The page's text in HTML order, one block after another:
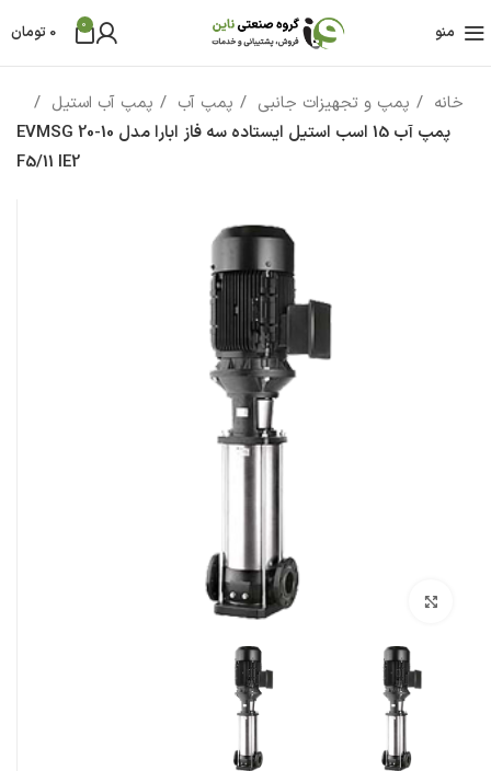
منو 0
0 تومان
خانه پمپ و تجهیزات جانبی پمپ آب
پمپ آب استیل
پمپ آب 15 اسب استيل ایستاده سه فاز ابارا مدل EVMSG 20-10
F5/11 IE2